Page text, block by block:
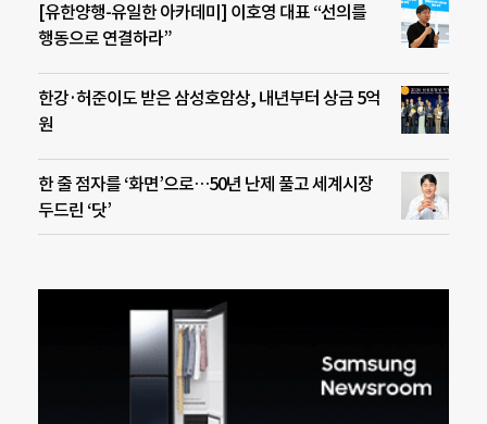
[유한양행-유일한 아카데미] 이호영 대표 “선의를
행동으로 연결하라”
한강·허준이도 받은 삼성호암상, 내년부터 상금 5억
원
한 줄 점자를 ‘화면’으로…50년 난제 풀고 세계시장
두드린 ‘닷’